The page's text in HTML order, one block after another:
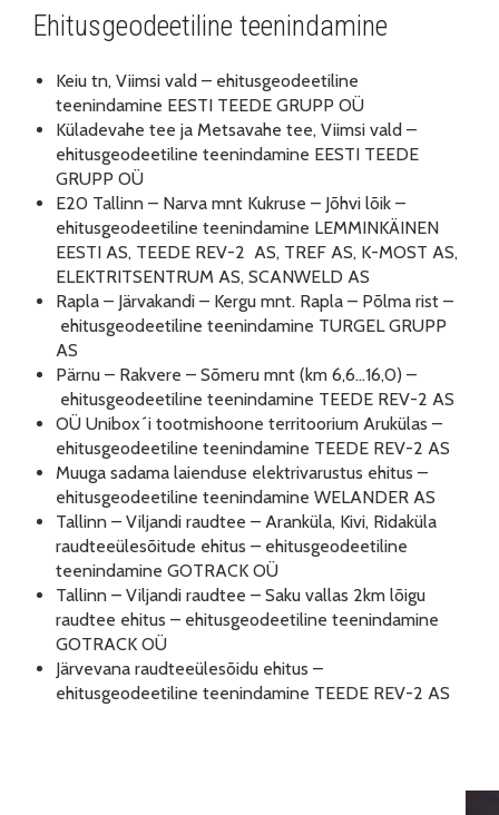
Ehitusgeodeetiline teenindamine
Keiu tn, Viimsi vald – ehitusgeodeetiline
teenindamine EESTI TEEDE GRUPP OÜ
Küladevahe tee ja Metsavahe tee, Viimsi vald –
ehitusgeodeetiline teenindamine EESTI TEEDE
GRUPP OÜ
E20 Tallinn – Narva mnt Kukruse – Jõhvi lõik –
ehitusgeodeetiline teenindamine LEMMINKÄINEN
EESTI AS, TEEDE REV-2 AS, TREF AS, K-MOST AS,
ELEKTRITSENTRUM AS, SCANWELD AS
Rapla – Järvakandi – Kergu mnt. Rapla – Põlma rist –
ehitusgeodeetiline teenindamine TURGEL GRUPP
AS
Pärnu – Rakvere – Sõmeru mnt (km 6,6…16,0) –
ehitusgeodeetiline teenindamine TEEDE REV-2 AS
OÜ Unibox´i tootmishoone territoorium Arukülas –
ehitusgeodeetiline teenindamine TEEDE REV-2 AS
Muuga sadama laienduse elektrivarustus ehitus –
ehitusgeodeetiline teenindamine WELANDER AS
Tallinn – Viljandi raudtee – Aranküla, Kivi, Ridaküla
raudteeülesõitude ehitus – ehitusgeodeetiline
teenindamine GOTRACK OÜ
Tallinn – Viljandi raudtee – Saku vallas 2km lõigu
raudtee ehitus – ehitusgeodeetiline teenindamine
GOTRACK OÜ
Järvevana raudteeülesõidu ehitus –
ehitusgeodeetiline teenindamine TEEDE REV-2 AS